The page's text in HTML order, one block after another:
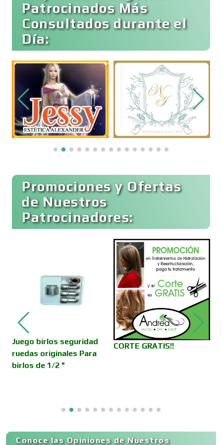
Bebidas
Belleza
Bordados y Estampados
Cafeterías
Cámaras de Comercio
Camiones para Fletes
Cancelería de Aluminio
Capacitación
Patrocinados Más
Consultados durante el
Día:
Promociones y Ofertas
de Nuestros
Patrocinadores:
Juego birlos seguridad
ruedas originales Para
birlos de 1/2 "
CORTE GRATIS!!
Conoce las Opiniones de Nuestros